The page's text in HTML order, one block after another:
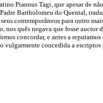
Piannus Tagi, que apesar de
Bartholomeu do Quental,
contemporâneos para outro
quês negava que fosse
concordar, e antes a
vulgarmente concedida a